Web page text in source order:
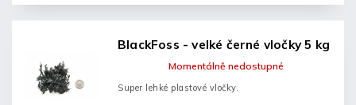
BlackFoss - velké černé vločky 5 kg
Momentálně nedostupné
Super lehké plastové vločky.